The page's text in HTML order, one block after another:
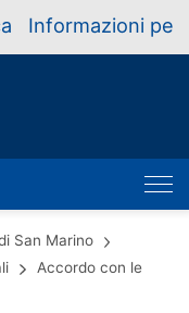
Informazioni per
San Marino
Accordo con le